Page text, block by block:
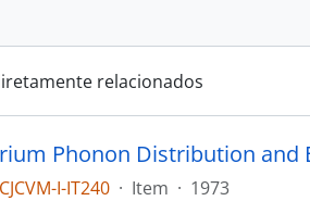
relacionados
I-IT240 · Item · 1973